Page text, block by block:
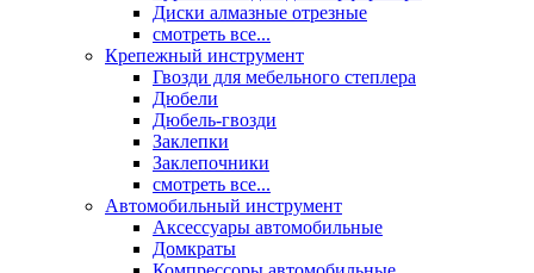
Диски алмазные отрезные
смотреть все...
Крепежный инструмент
Гвозди для мебельного степлера
Дюбели
Дюбель-гвозди
Заклепки
Заклепочники
смотреть все...
Автомобильный инструмент
Аксессуары автомобильные
Домкраты